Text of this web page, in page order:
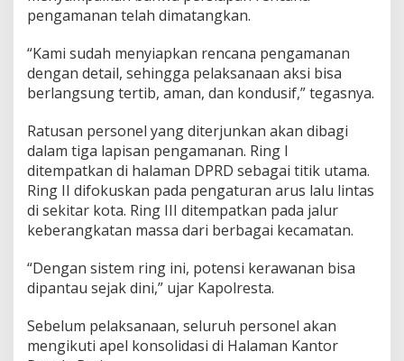
k
s
J
M
P
d
i
H
a
r
i
T
n
i
s
i
pengamanan telah dimatangkan.
“Kami sudah menyiapkan rencana pengamanan
dengan detail, sehingga pelaksanaan aksi bisa
berlangsung tertib, aman, dan kondusif,” tegasnya.
Ratusan personel yang diterjunkan akan dibagi
dalam tiga lapisan pengamanan. Ring I
ditempatkan di halaman DPRD sebagai titik utama.
Ring II difokuskan pada pengaturan arus lalu lintas
di sekitar kota. Ring III ditempatkan pada jalur
keberangkatan massa dari berbagai kecamatan.
“Dengan sistem ring ini, potensi kerawanan bisa
dipantau sejak dini,” ujar Kapolresta.
Sebelum pelaksanaan, seluruh personel akan
mengikuti apel konsolidasi di Halaman Kantor